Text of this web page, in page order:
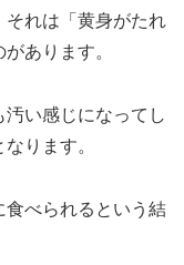
それは「黄身がたれ
あります。
い感じになってし
ります。
食べられるという結